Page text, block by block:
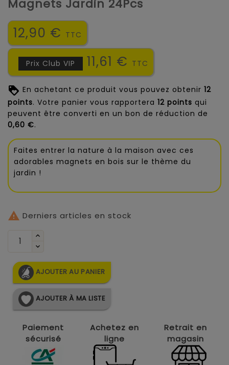
Magnets Jardin 24Pcs
12,90 € TTC
Prix Club VIP 11,61 € TTC
En achetant ce produit vous pouvez obtenir 12
points. Votre panier vous rapportera 12 points qui
peuvent être converti en un bon de réduction de
0,60 €.
Faites entrer la nature à la maison avec ces
adorables magnets en bois sur le thème du
jardin !
 Derniers articles en stock
AJOUTER AU PANIER
AJOUTER À MA LISTE
Paiement
sécurisé
Achetez en
ligne
Retrait en
magasin